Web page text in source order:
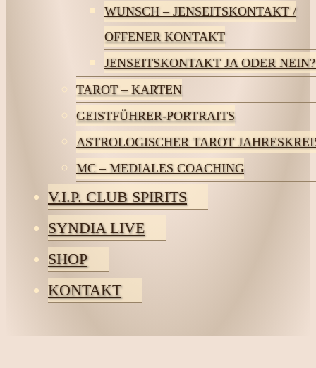
WUNSCH – JENSEITSKONTAKT /
OFFENER KONTAKT
JENSEITSKONTAKT JA ODER
TAROT – KARTEN
GEISTFÜHRER-PORTRAITS
ASTROLOGISCHER TAROT
MC – MEDIALES COACHING
V.I.P. CLUB SPIRITS
SYNDIA LIVE
SHOP
KONTAKT